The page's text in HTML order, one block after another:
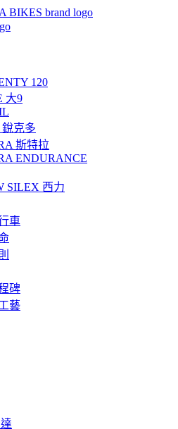
120
大9
克多
斯特拉
ENDURANCE
SILEX 西力
車
碑
藝